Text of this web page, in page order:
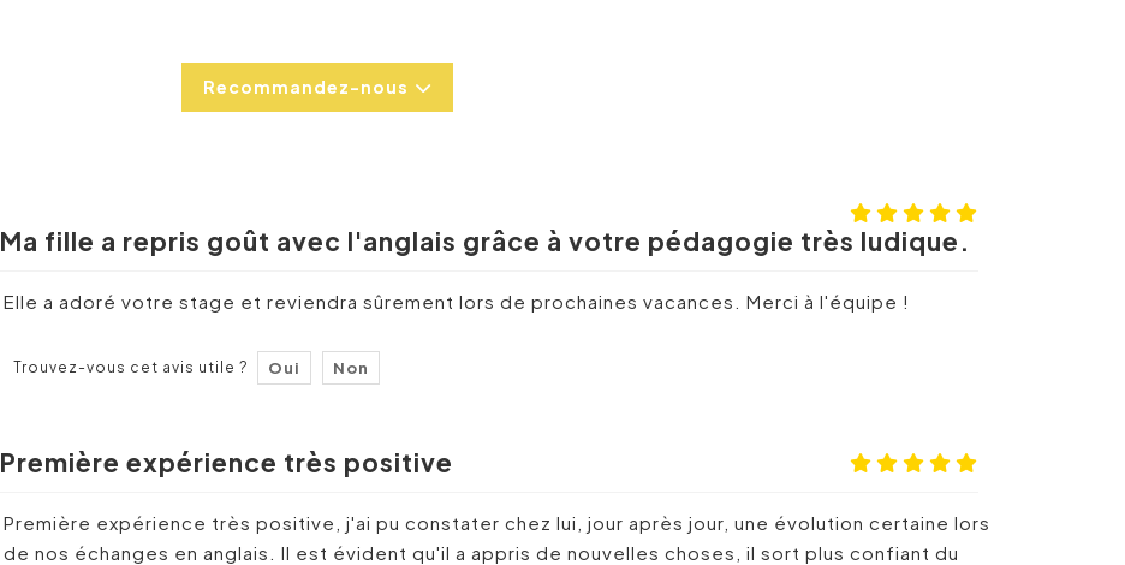
Recommandez-nous
Ma fille a repris goût avec l'anglais grâce à votre pédagogie très ludique.
Elle a adoré votre stage et reviendra sûrement lors de prochaines vacances. Merci à l'équipe !
Trouvez-vous cet avis utile ? Oui Non
Première expérience très positive
Première expérience très positive, j'ai pu constater chez lui, jour après jour, une évolution certaine lors
de nos échanges en anglais. Il est évident qu'il a appris de nouvelles choses, il sort plus confiant du